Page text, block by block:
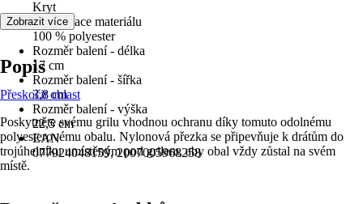
Kryt
Specifikace materiálu
100 % polyester
Rozměr balení - délka
17 cm
Rozměr balení - šířka
3,8 cm
Rozměr balení - výška
22,5 cm
EAN
077924048159, 2007005968258
Zobrazit více
Popis
Přeskočit oblast
Poskytněte svému grilu vhodnou ochranu díky tomuto odolnému
polyesterovému obalu. Nylonová přezka se připevňuje k drátům do
trojúhelníku umístěným pod grilem, aby obal vždy zůstal na svém
místě.